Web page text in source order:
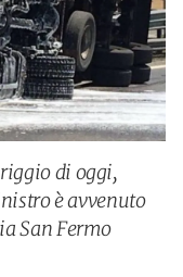
di oggi,
è avvenuto
San Fermo